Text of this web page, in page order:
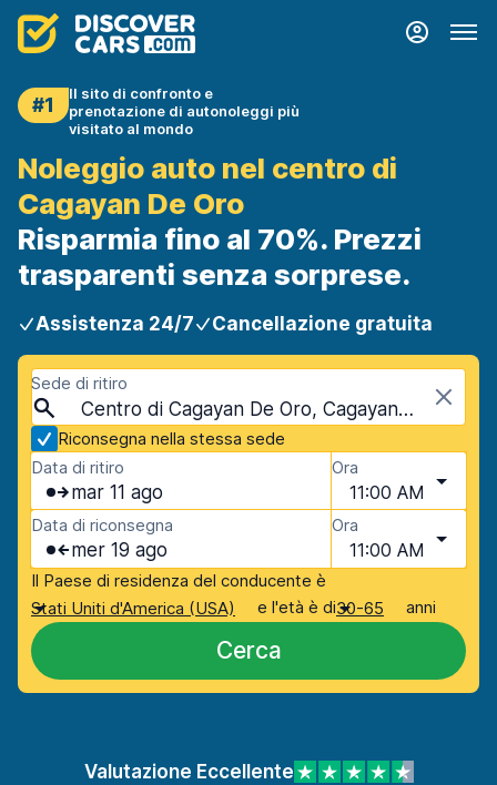
#1
Il sito di confronto e
prenotazione di autonoleggi più
visitato al mondo
Noleggio auto nel centro di
Cagayan De Oro
Risparmia fino al 70%. Prezzi
trasparenti senza sorprese.
Assistenza 24/7 Cancellazione gratuita
Sede di ritiro
Centro di Cagayan De Oro, Cagayan De Oro, Filippine
Riconsegna nella stessa sede
Data di ritiro
mar 11 ago
Ora
11:00 AM
Data di riconsegna
mer 19 ago
Ora
11:00 AM
Il Paese di residenza del conducente è
Stati Uniti d'America (USA)
e l'età è di30-65 anni
Cerca
Valutazione Eccellente